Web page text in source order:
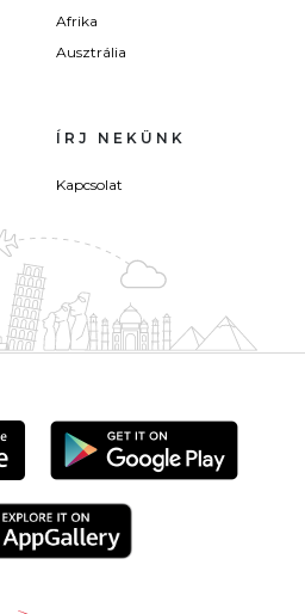
Afrika
Ausztrália
ÍRJ NEKÜNK
Kapcsolat